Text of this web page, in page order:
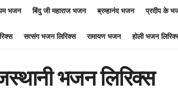
भजन बिंदु जी महाराज भजन ब्रम्हानंद भजन प्रदीप के
सत्संग भजन लिरिक्स रामायण भजन होली भजन
भजन लिरिक्स